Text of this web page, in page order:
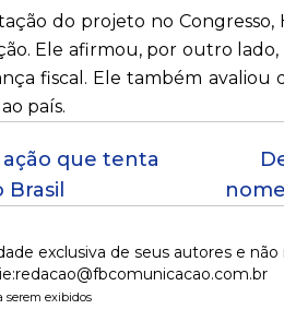
do projeto no
Ele afirmou, por outro
fiscal. Ele também avaliou
país.
ação que tenta
exclusiva de seus autores e
serem exibidos